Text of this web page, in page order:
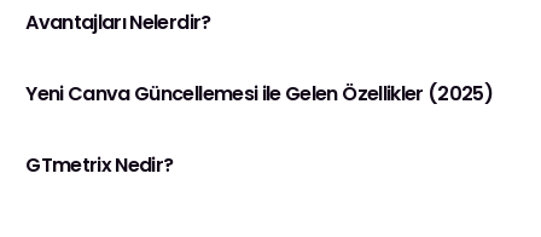
Avantajları Nelerdir?
Yeni Canva Güncellemesi ile Gelen Özellikler (2025)
GTmetrix Nedir?